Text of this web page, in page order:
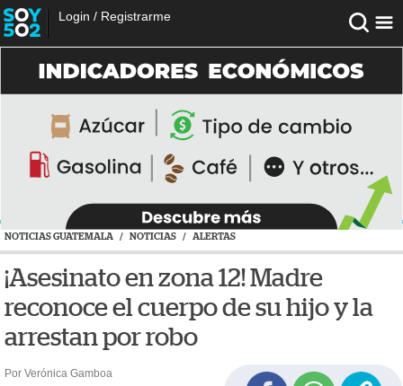
Login / Registrarme
NOTICIAS GUATEMALA / NOTICIAS / ALERTAS
¡Asesinato en zona 12! Madre
reconoce el cuerpo de su hijo y la
arrestan por robo
Por Verónica Gamboa